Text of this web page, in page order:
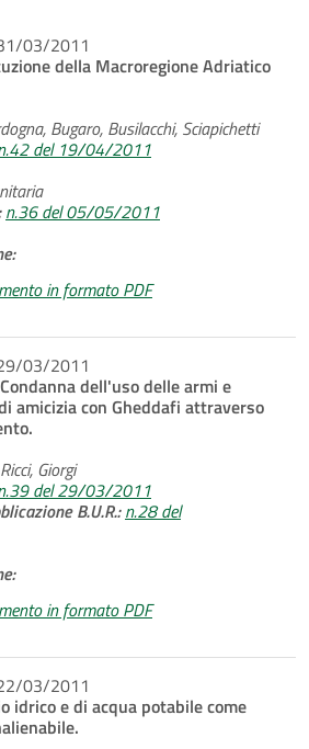
03/2011
della Macroregione Adriatico
Bugaro, Busilacchi, Sciapichetti
del 19/04/2011
n.36 del 05/05/2011
in formato PDF
03/2011
dell'uso delle armi e
amicizia con Gheddafi attraverso
Giorgi
del 29/03/2011
B.U.R.: n.28 del
in formato PDF
03/2011
idrico e di acqua potabile come